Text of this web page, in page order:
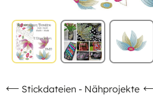
Stickdateien - Nähprojekte